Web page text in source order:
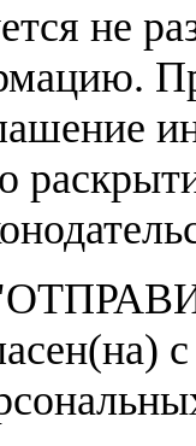
не